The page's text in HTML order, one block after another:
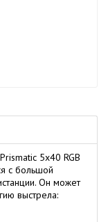
5х40 RGB
с большой
Он может
выстрела: